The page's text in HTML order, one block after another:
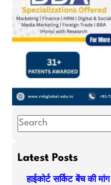
S
aLatest Posts
हाईकोर्ट सर्किट बेंच की